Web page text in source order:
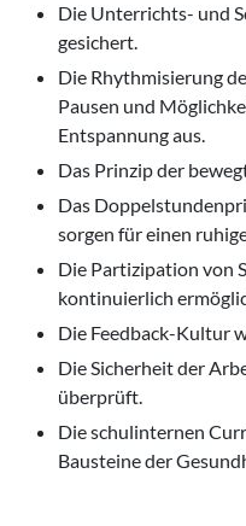
Die Unterrichts- und
gesichert.
Die Rhythmisierung
Pausen und
Entspannung aus.
Das Prinzip der
Das
sorgen für einen
Die Partizipation von
kontinuierlich
Die Feedback-Kultur
Die Sicherheit der
überprüft.
Die schulinternen
Bausteine der